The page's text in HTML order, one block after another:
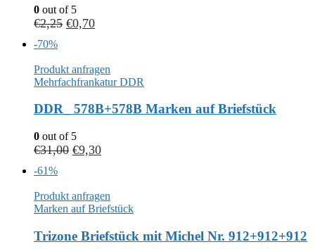
0 out of 5
€2,25 €0,70
-70%
Produkt anfragen
Mehrfachfrankatur DDR
DDR_ 578B+578B Marken auf Briefstück
0 out of 5
€31,00 €9,30
-61%
Produkt anfragen
Marken auf Briefstück
Trizone Briefstück mit Michel Nr. 912+912+912